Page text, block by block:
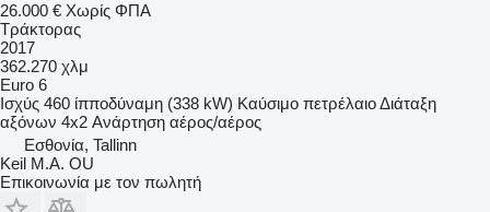
26.000 € Χωρίς ΦΠΑ
Τράκτορας
2017
362.270 χλμ
Euro 6
Ισχύς 460 ίπποδύναμη (338 kW) Καύσιμο πετρέλαιοΔιάταξη
αξόνων 4x2 Ανάρτηση αέρος/αέρος
Εσθονία, Tallinn
Keil M.A. OU
Επικοινωνία με τον πωλητή